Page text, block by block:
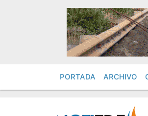
PORTADA ARCHIVO